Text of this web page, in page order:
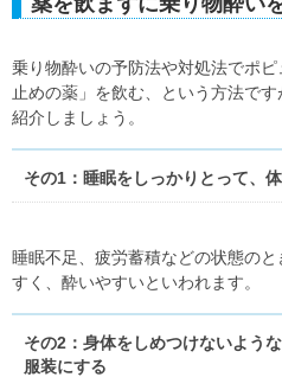
乗り物酔いの予防法や対処法でポ
止めの薬」を飲む、という方法で
紹介しましょう。
その1：睡眠をしっかりとって、
睡眠不足、疲労蓄積などの状態の
すく、酔いやすいといわれます。
その2：身体をしめつけないよう
服装にする